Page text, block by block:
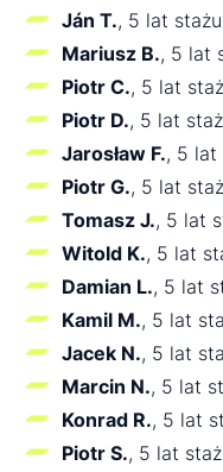
Ján T., 5 lat
Mariusz B., 5 lat
Piotr C., 5 lat
Piotr D., 5 lat
Jarosław F., 5 lat
Piotr G., 5 lat
Tomasz J., 5 lat
Witold K., 5 lat
Damian L., 5 lat
Kamil M., 5 lat
Jacek N., 5 lat
Marcin N., 5 lat
Konrad R., 5 lat
Piotr S., 5 lat